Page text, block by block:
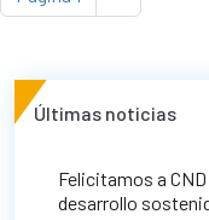
Últimas noticias
Felicitamos a
desarrollo